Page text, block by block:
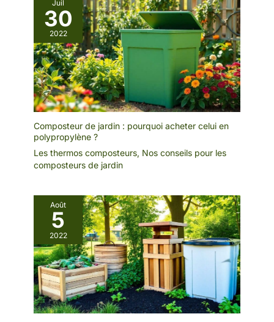
Juil
30
2022
Composteur de jardin : pourquoi acheter celui en
polypropylène ?
Les thermos composteurs, Nos conseils pour les
composteurs de jardin
Août
5
2022